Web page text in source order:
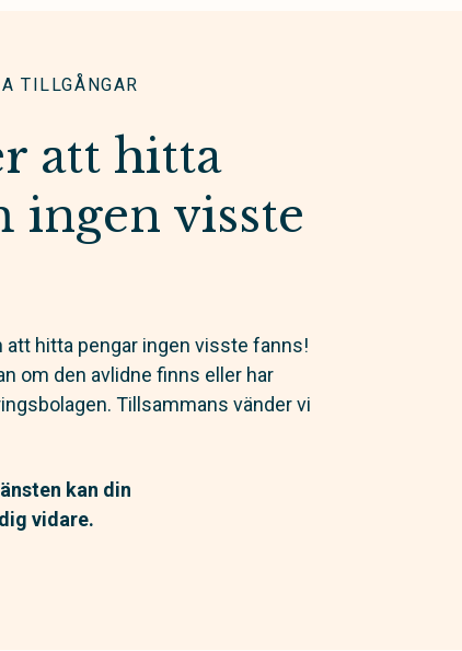
TILLGÅNGAR
att hitta
ingen visste
hitta pengar ingen visste fanns!
om den avlidne finns eller har
Tillsammans vänder vi
kan din
vidare.